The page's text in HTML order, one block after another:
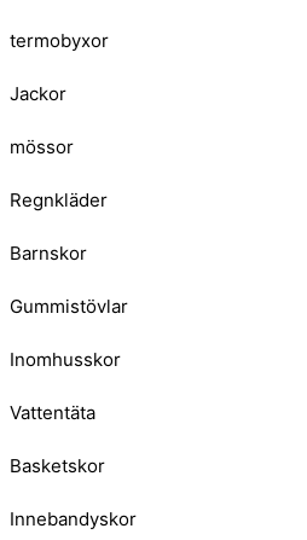
termobyxor
Jackor
mössor
Regnkläder
Barnskor
Gummistövlar
Inomhusskor
Vattentäta
Basketskor
Innebandyskor